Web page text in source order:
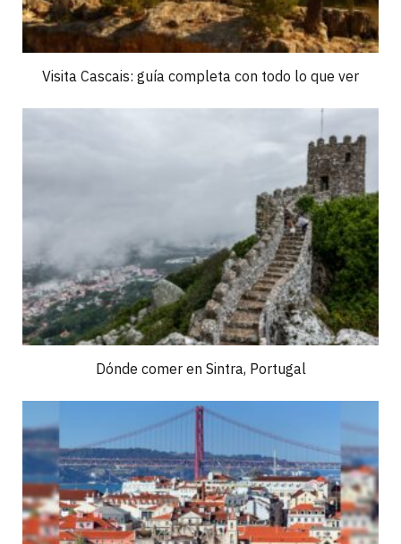
Visita Cascais: guía completa con todo lo que ver
Dónde comer en Sintra, Portugal